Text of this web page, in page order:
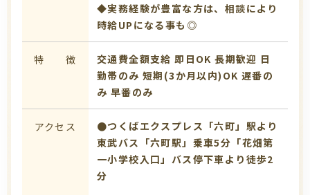
◆実務経験が豊富な方は、相談により
時給UPになる事も◎
特 徴 交通費全額支給 即日OK 長期歓迎 日
勤帯のみ 短期(3か月以内)OK 遅番の
み 早番のみ
アクセス
●つくばエクスプレス「六町」駅より
東武バス「六町駅」乗車5分「花畑第
一小学校入口」バス停下車より徒歩2
分